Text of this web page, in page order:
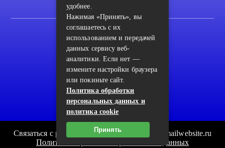
2022 © pykodelki.ru
Карта сайта
Контакты
Пользовательское соглашение
Архив
Связаться с редакцией сайта: pykodelki.ru@mailwebsite.ru
Политика обработки персональных данных
удобнее.
Нажимая «Принять», вы
соглашаетесь с их
использованием и передачей
данных сервису веб-
аналитики. Если нет —
измените настройки браузера
или покиньте сайт.
Политика обработки
персональных данных и
политика cookie
Принять